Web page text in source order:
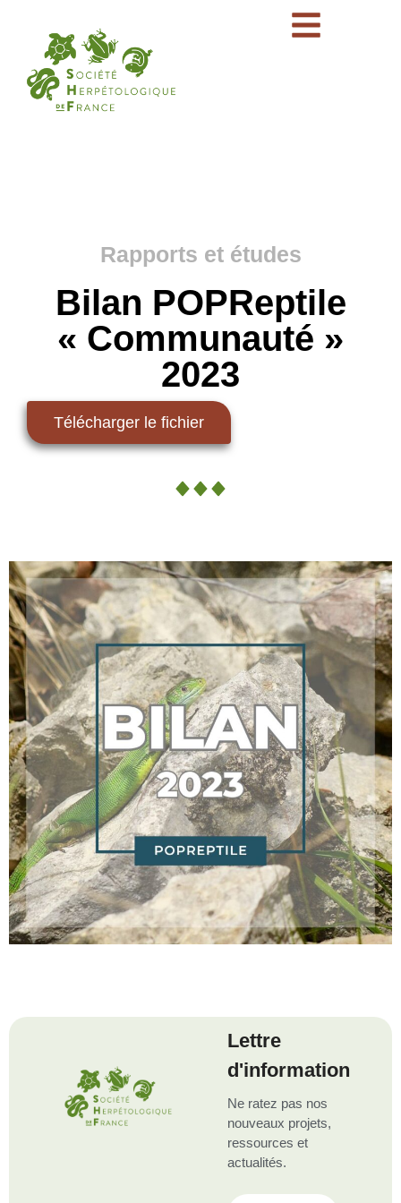
Rapports et études
Bilan POPReptile
« Communauté »
2023
Télécharger le fichier
Lettre
d'information
Ne ratez pas nos
nouveaux projets,
ressources et
actualités.